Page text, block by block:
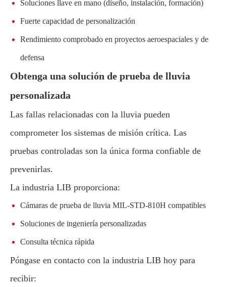
Soluciones llave en mano (diseño, instalación, formación)
Fuerte capacidad de personalización
Rendimiento comprobado en proyectos aeroespaciales y de
defensa
Obtenga una solución de prueba de lluvia
personalizada
Las fallas relacionadas con la lluvia pueden
comprometer los sistemas de misión crítica. Las
pruebas controladas son la única forma confiable de
prevenirlas.
La industria LIB proporciona:
Cámaras de prueba de lluvia MIL-STD-810H compatibles
Soluciones de ingeniería personalizadas
Consulta técnica rápida
Póngase en contacto con la industria LIB hoy para
recibir: